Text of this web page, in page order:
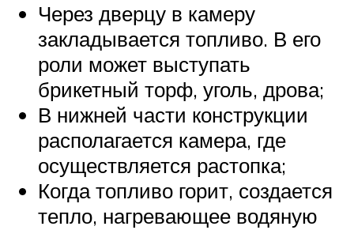
Через дверцу в камеру
закладывается топливо. В его
роли может выступать
брикетный торф, уголь, дрова;
В нижней части конструкции
располагается камера, где
осуществляется растопка;
Когда топливо горит, создается
тепло, нагревающее водяную